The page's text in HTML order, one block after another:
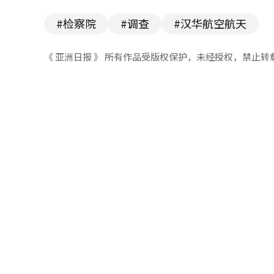
#检察院 #调查 #汉华航空航天
《 亚洲日报 》 所有作品受版权保护，未经授权，禁止转